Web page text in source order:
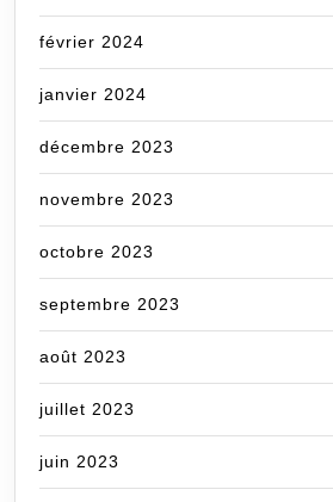
février 2024
janvier 2024
décembre 2023
novembre 2023
octobre 2023
septembre 2023
août 2023
juillet 2023
juin 2023